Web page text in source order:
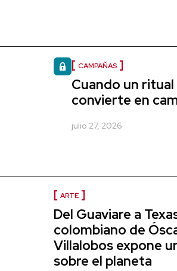
CAMPAÑAS
Cuando un
convierte en
julio 27, 2026
ARTE
Del Guaviare a
colombiano de
Villalobos expone
sobre el planeta